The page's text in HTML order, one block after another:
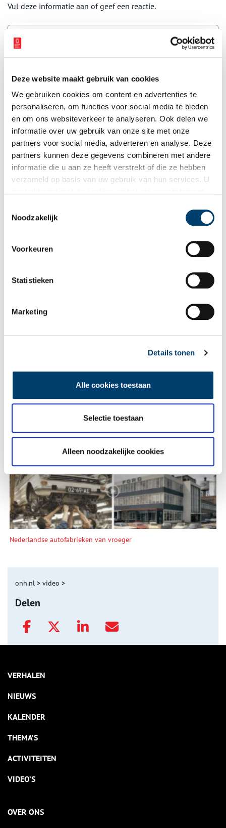
Deze website maakt gebruik van cookies
We gebruiken cookies om content en advertenties te
personaliseren, om functies voor social media te bieden
en om ons websiteverkeer te analyseren. Ook delen we
informatie over uw gebruik van onze site met onze
partners voor social media, adverteren en analyse. Deze
partners kunnen deze gegevens combineren met andere
informatie die u aan ze heeft verstrekt of die ze hebben
verzameld op basis van uw gebruik van hun services. U
Noodzakelijk
Voorkeuren
Statistieken
Marketing
Details tonen
Alle cookies toestaan
Selectie toestaan
Alleen noodzakelijke cookies
Vul deze informatie aan of geef een reactie.
gepubliceerd.
Naam*
E-mail*
Vink dit aan als u op de hoogte gehouden wil worden.
Tien verdwenen pretparken
De eendenboeten op De Haukes
Nederlandse autofabrieken van vroeger
onh.nl > video >
Delen
VERHALEN
NIEUWS
KALENDER
THEMA’S
ACTIVITEITEN
VIDEO’S
OVER ONS